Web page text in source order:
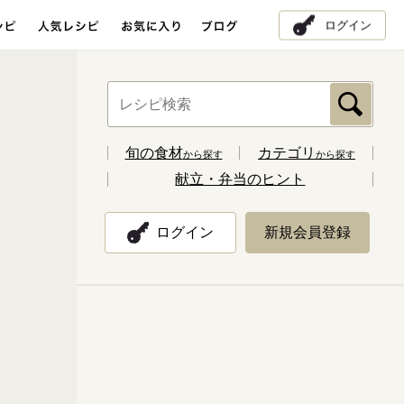
ログイン
旬の食材から探す カテゴリ から探す
献立・弁当のヒント
ログイン 新規会員登録